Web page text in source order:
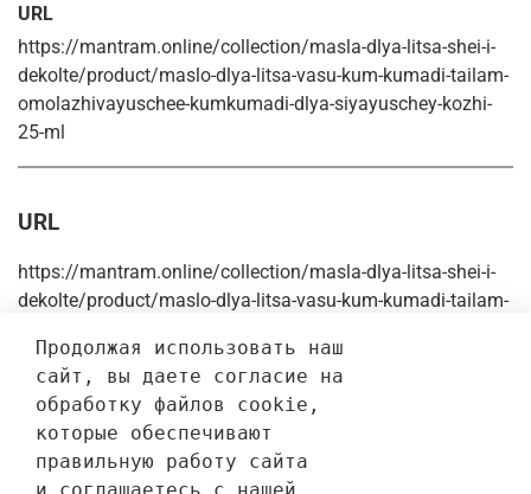
URL
https://mantram.online/collection/masla-dlya-litsa-shei-i-
dekolte/product/maslo-dlya-litsa-vasu-kum-kumadi-tailam-
omolazhivayuschee-kumkumadi-dlya-siyayuschey-kozhi-
25-ml
URL
https://mantram.online/collection/masla-dlya-litsa-shei-i-
dekolte/product/maslo-dlya-litsa-vasu-kum-kumadi-tailam-
25-ml
Отзывы
Отзывов еще никто не оставлял
Продолжая использовать наш
сайт, вы даете согласие на
обработку файлов cookie,
которые обеспечивают
правильную работу сайта